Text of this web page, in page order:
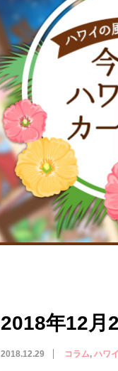
2018年12月
2018.12.29 コラム ハワ